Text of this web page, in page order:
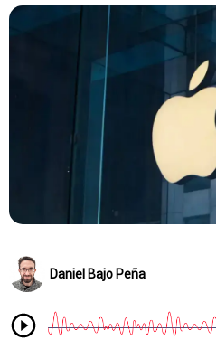
Daniel Bajo Peña